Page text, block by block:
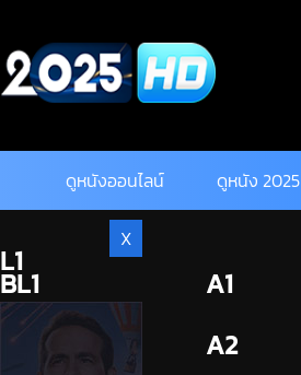
content
ดูหนังออนไลน์ ดูหนัง 2025
BL1
A1
A2
X
L1